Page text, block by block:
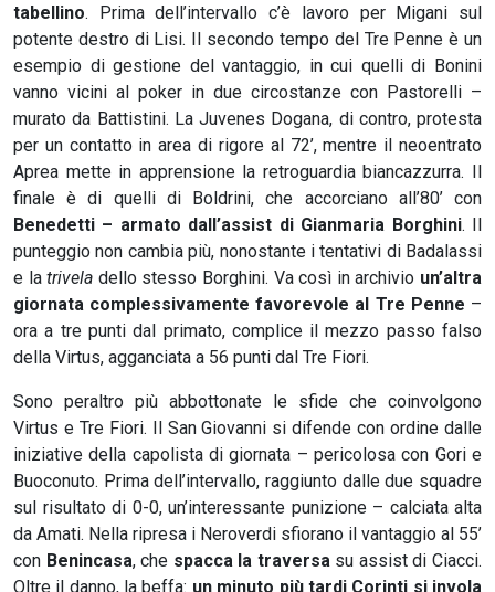
tabellino. Prima dell’intervallo c’è lavoro per Migani sul
potente destro di Lisi. Il secondo tempo del Tre Penne è un
esempio di gestione del vantaggio, in cui quelli di Bonini
vanno vicini al poker in due circostanze con Pastorelli –
murato da Battistini. La Juvenes Dogana, di contro, protesta
per un contatto in area di rigore al 72’, mentre il neoentrato
Aprea mette in apprensione la retroguardia biancazzurra. Il
finale è di quelli di Boldrini, che accorciano all’80’ con
Benedetti – armato dall’assist di Gianmaria Borghini. Il
punteggio non cambia più, nonostante i tentativi di Badalassi
e latrivela dello stesso Borghini. Va così in archivio un’altra
giornata complessivamente favorevole al Tre Penne –
ora a tre punti dal primato, complice il mezzo passo falso
della Virtus, agganciata a 56 punti dal Tre Fiori.
Sono peraltro più abbottonate le sfide che coinvolgono
Virtus e Tre Fiori. Il San Giovanni si difende con ordine dalle
iniziative della capolista di giornata – pericolosa con Gori e
Buoconuto. Prima dell’intervallo, raggiunto dalle due squadre
sul risultato di 0-0, un’interessante punizione – calciata alta
da Amati. Nella ripresa i Neroverdi sfiorano il vantaggio al 55’
con Benincasa, che spacca la traversa su assist di Ciacci.
Oltre il danno, la beffa: un minuto più tardi Corinti si invola